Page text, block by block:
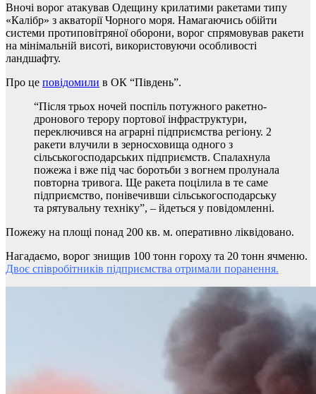
Вночі ворог атакував Одещину крилатими ракетами типу
«Калібр» з акваторії Чорного моря. Намагаючись обійти
системи протиповітряної оборони, ворог спрямовував ракети
на мінімальній висоті, використовуючи особливості
ландшафту.
Про це повідомили в ОК “Південь”.
“Після трьох ночей поспіль потужного ракетно-
дронового терору портової інфраструктури,
переключився на аграрні підприємства регіону. 2
ракети влучили в зерносховища одного з
сільськогосподарських підприємств. Спалахнула
пожежа і вже під час боротьби з вогнем пролунала
повторна тривога. Ще ракета поцілила в те саме
підприємство, понівечивши сільськогосподарську
та рятувальну техніку”, – йдеться у повідомленні.
Пожежу на площі понад 200 кв. м. оперативно ліквідовано.
Нагадаємо, ворог знищив 100 тонн гороху та 20 тонн ячменю.
Двоє співробітників підприємства отримали поранення.